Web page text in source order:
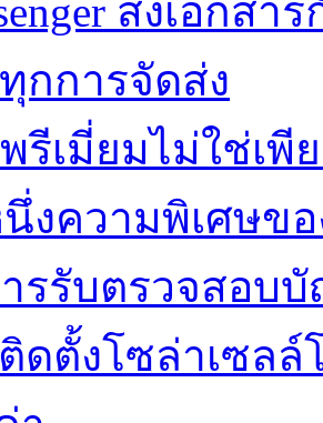
ส่งเอกส
กการจัดส่ง
รีเมี่ยมไม่ใช่เพี
งความพิเศษข
รรับตรวจสอบ
ดตั้งโซล่าเซลล์